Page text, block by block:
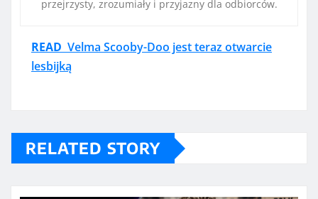
przejrzysty, zrozumiały i przyjazny dla odbiorców.
READ Velma Scooby-Doo jest teraz otwarcie
lesbijką
RELATED STORY